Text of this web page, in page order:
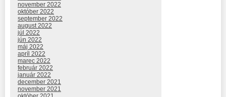
november 2022
október 2022
september 2022
august 2022
júl 2022
jún 2022
máj 2022
apríl 2022
marec 2022
február 2022
január 2022
december 2021
november 2021